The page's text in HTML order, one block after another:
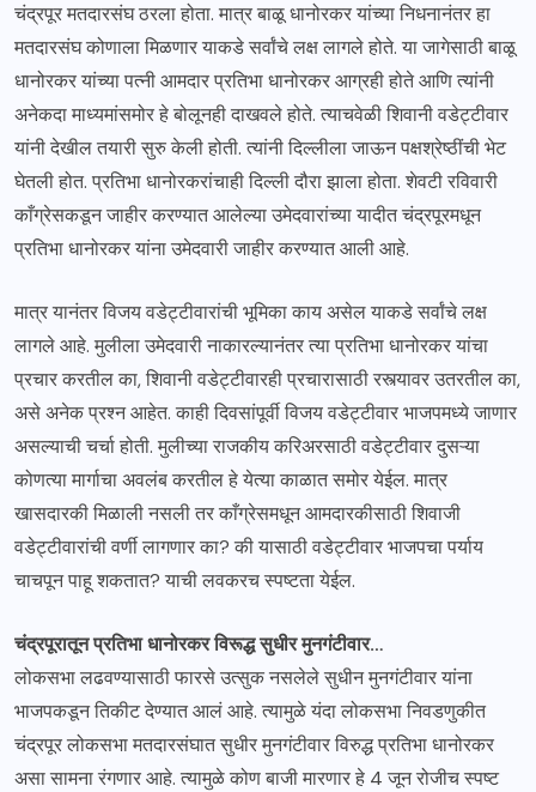
चंद्रपूर मतदारसंघ ठरला होता. मात्र बाळू धानोरकर यांच्या निधनानंतर हा
मतदारसंघ कोणाला मिळणार याकडे सर्वांचे लक्ष लागले होते. या जागेसाठी बाळू
धानोरकर यांच्या पत्नी आमदार प्रतिभा धानोरकर आग्रही होते आणि त्यांनी
अनेकदा माध्यमांसमोर हे बोलूनही दाखवले होते. त्याचवेळी शिवानी वडेट्टीवार
यांनी देखील तयारी सुरु केली होती. त्यांनी दिल्लीला जाऊन पक्षश्रेष्ठींची भेट
घेतली होत. प्रतिभा धानोरकरांचाही दिल्ली दौरा झाला होता. शेवटी रविवारी
काँग्रेसकडून जाहीर करण्यात आलेल्या उमेदवारांच्या यादीत चंद्रपूरमधून
प्रतिभा धानोरकर यांना उमेदवारी जाहीर करण्यात आली आहे.
मात्र यानंतर विजय वडेट्टीवारांची भूमिका काय असेल याकडे सर्वांचे लक्ष
लागले आहे. मुलीला उमेदवारी नाकारल्यानंतर त्या प्रतिभा धानोरकर यांचा
प्रचार करतील का, शिवानी वडेट्टीवारही प्रचारासाठी रस्त्यावर उतरतील का,
असे अनेक प्रश्न आहेत. काही दिवसांपूर्वी विजय वडेट्टीवार भाजपमध्ये जाणार
असल्याची चर्चा होती. मुलीच्या राजकीय करिअरसाठी वडेट्टीवार दुसऱ्या
कोणत्या मार्गाचा अवलंब करतील हे येत्या काळात समोर येईल. मात्र
खासदारकी मिळाली नसली तर काँग्रेसमधून आमदारकीसाठी शिवाजी
वडेट्टीवारांची वर्णी लागणार का? की यासाठी वडेट्टीवार भाजपचा पर्याय
चाचपून पाहू शकतात? याची लवकरच स्पष्टता येईल.
चंद्रपूरातून प्रतिभा धानोरकर विरूद्ध सुधीर मुनगंटीवार…
लोकसभा लढवण्यासाठी फारसे उत्सुक नसलेले सुधीन मुनगंटीवार यांना
भाजपकडून तिकीट देण्यात आलं आहे. त्यामुळे यंदा लोकसभा निवडणुकीत
चंद्रपूर लोकसभा मतदारसंघात सुधीर मुनगंटीवार विरुद्ध प्रतिभा धानोरकर
असा सामना रंगणार आहे. त्यामुळे कोण बाजी मारणार हे 4 जून रोजीच स्पष्ट